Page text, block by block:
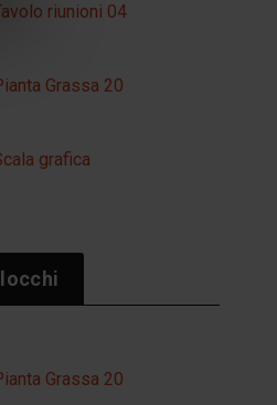
riunioni 04
Grassa 20
grafica
Grassa 20